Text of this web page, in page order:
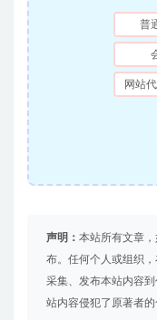
普
网站
声明： 本站所有文章
布。任何个人或组织
采集、发布本站内容
站内容侵犯了原著者的